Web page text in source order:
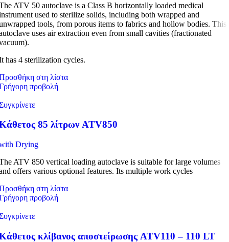
ATV 50 autoclave is a Class B horizontally loaded medical
used to sterilize solids, including both wrapped and
tools, from porous items to fabrics and hollow bodies. This
uses air extraction even from small cavities (fractionated
has 4 sterilization cycles.
στη λίστα
προβολή
85 λίτρων ATV850
Drying
ATV 850 vertical loading autoclave is suitable for large volumes
offers various optional features. Its multiple work cycles
στη λίστα
προβολή
κλίβανος αποστείρωσης ATV110 – 110 LT